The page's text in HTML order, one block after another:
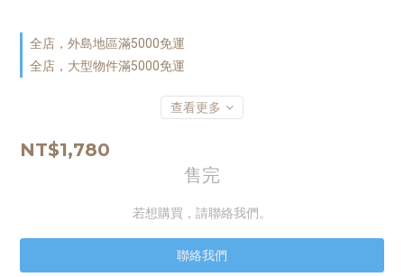
全店，外島地區滿5000免運
全店，大型物件滿5000免運
查看更多
NT$1,780
售完
若想購買，請聯絡我們。
聯絡我們